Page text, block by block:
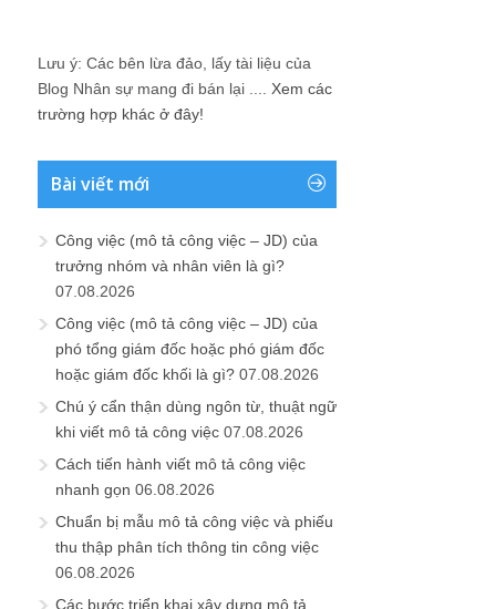
Lưu ý: Các bên lừa đảo, lấy tài liệu của
Blog Nhân sự mang đi bán lại .... Xem các
trường hợp khác ở đây!
Bài viết mới
Công việc (mô tả công việc – JD) của
trưởng nhóm và nhân viên là gì?
07.08.2026
Công việc (mô tả công việc – JD) của
phó tổng giám đốc hoặc phó giám đốc
hoặc giám đốc khối là gì? 07.08.2026
Chú ý cẩn thận dùng ngôn từ, thuật ngữ
khi viết mô tả công việc 07.08.2026
Cách tiến hành viết mô tả công việc
nhanh gọn 06.08.2026
Chuẩn bị mẫu mô tả công việc và phiếu
thu thập phân tích thông tin công việc
06.08.2026
Các bước triển khai xây dựng mô tả